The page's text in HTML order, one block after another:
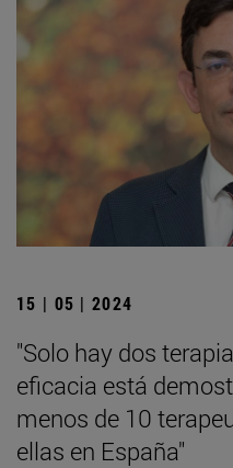
15 | 05 | 2024
"Solo hay dos
eficacia está
menos de 10
ellas en España"